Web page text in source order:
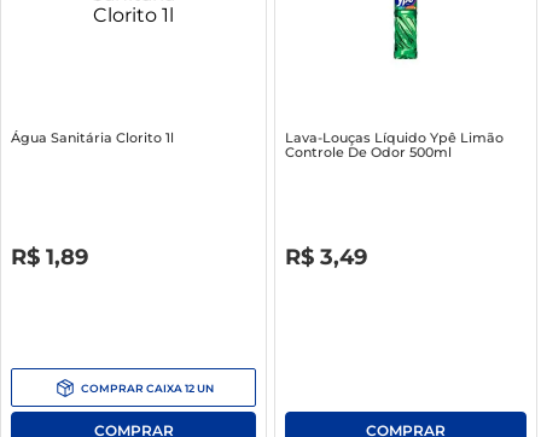
Água Sanitária Clorito 1l
R$ 1,89
COMPRAR CAIXA 12 UN
Lava-Louças Líquido Ypê Limão
Controle De Odor 500ml
R$ 3,49